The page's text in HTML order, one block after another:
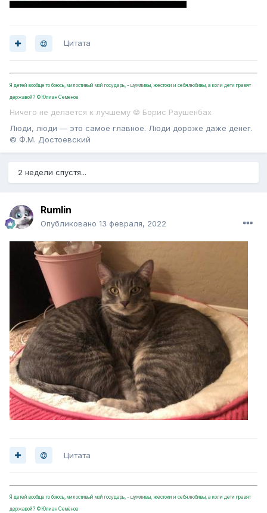
Цитата
Я детей вообще то боюсь, милостивый мой государь, - шумливы, жестоки и себялюбивы, а коли дети правят
державой? ©Юлиан Семёнов
Ничего не делается к лучшему © Борис Раушенбах
Люди, люди — это самое главное. Люди дороже даже денег.
© Ф.М. Достоевский
2 недели спустя...
Rumlin
Опубликовано 13 февраля, 2022
Цитата
Я детей вообще то боюсь, милостивый мой государь, - шумливы, жестоки и себялюбивы, а коли дети правят
державой? ©Юлиан Семёнов